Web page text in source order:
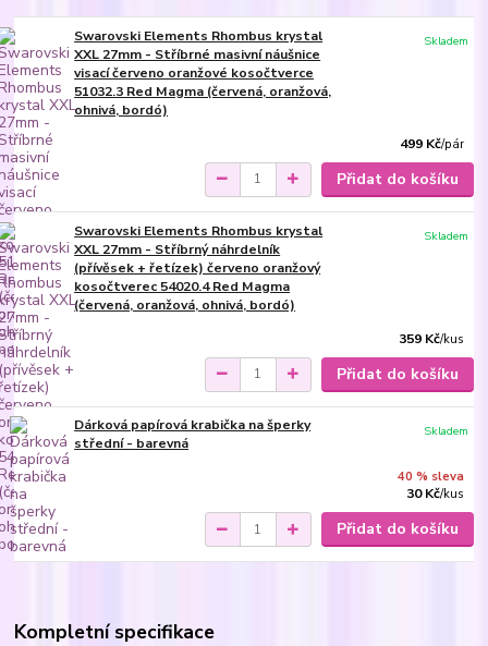
Swarovski Elements Rhombus krystal
XXL 27mm - Stříbrné masivní náušnice
visací červeno oranžové kosočtverce
51032.3 Red Magma (červená, oranžová,
ohnivá, bordó)
499 Kč/pár
Skladem
Přidat do košíku
Swarovski Elements Rhombus krystal
XXL 27mm - Stříbrný náhrdelník
(přívěsek + řetízek) červeno oranžový
kosočtverec 54020.4 Red Magma
(červená, oranžová, ohnivá, bordó)
359 Kč/kus
Skladem
Přidat do košíku
Dárková papírová krabička na šperky
střední - barevná
40 % sleva
30 Kč/kus
Skladem
Přidat do košíku
Kompletní specifikace